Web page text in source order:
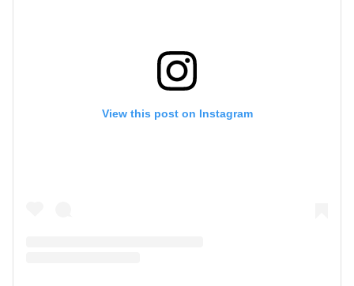
View this post on Instagram